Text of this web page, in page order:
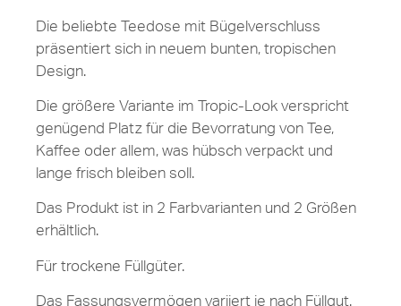
Die beliebte Teedose mit Bügelverschluss
präsentiert sich in neuem bunten, tropischen
Design.
Die größere Variante im Tropic-Look verspricht
genügend Platz für die Bevorratung von Tee,
Kaffee oder allem, was hübsch verpackt und
lange frisch bleiben soll.
Das Produkt ist in 2 Farbvarianten und 2 Größen
erhältlich.
Für trockene Füllgüter.
Das Fassungsvermögen variiert je nach Füllgut.